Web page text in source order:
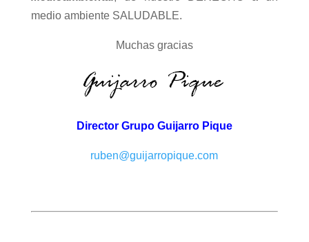
medio ambiente SALUDABLE.
Muchas gracias
Director Grupo Guijarro Pique
ruben@guijarropique.com